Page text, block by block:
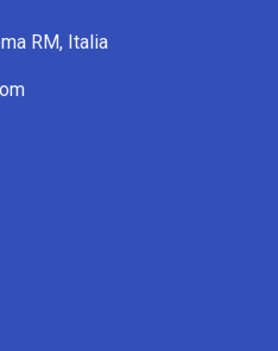
RM, Italia